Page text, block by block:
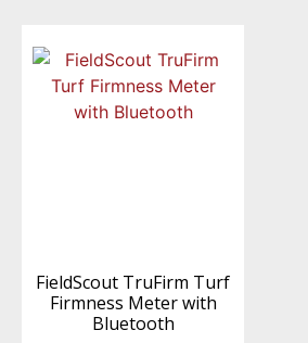
FieldScout TruFirm Turf
Firmness Meter with
Bluetooth